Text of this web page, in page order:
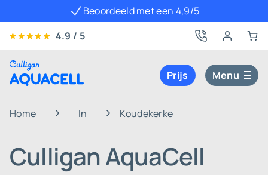
Beoordeeld met een 4,9/5
4.9 / 5
Prijs Menu
Home In Koudekerke
Culligan AquaCell